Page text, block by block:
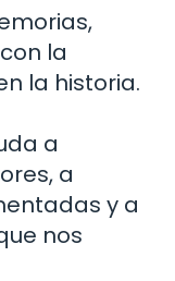
la
la historia.
a
a
y a
nos